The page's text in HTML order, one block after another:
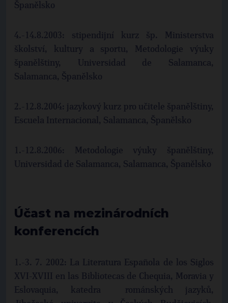
Španělsko
4.-14.8.2003: stipendijní kurz šp. Ministerstva
školství, kultury a sportu, Metodologie výuky
španělštiny, Universidad de Salamanca,
Salamanca, Španělsko
2.-12.8.2004: jazykový kurz pro učitele španělštiny,
Escuela Internacional, Salamanca, Španělsko
1.-12.8.2006: Metodologie výuky španělštiny,
Universidad de Salamanca, Salamanca, Španělsko
Účast na mezinárodních
konferencích
1.-3. 7. 2002: La Literatura Española de los Siglos
XVI-XVIII en las Bibliotecas de Chequia, Moravia y
Eslovaquia, katedra románských jazyků,